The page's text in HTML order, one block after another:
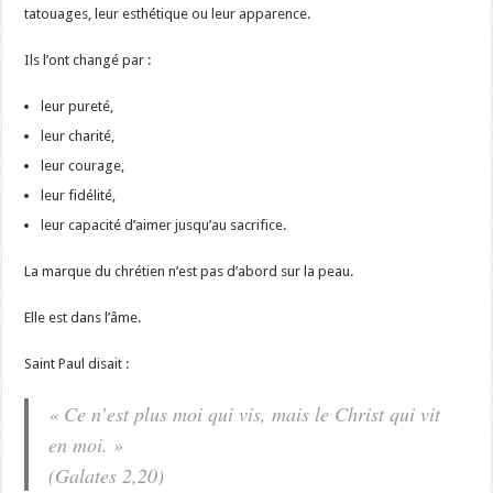
tatouages, leur esthétique ou leur apparence.
Ils l’ont changé par :
leur pureté,
leur charité,
leur courage,
leur fidélité,
leur capacité d’aimer jusqu’au sacrifice.
La marque du chrétien n’est pas d’abord sur la peau.
Elle est dans l’âme.
Saint Paul disait :
« Ce n’est plus moi qui vis, mais le Christ qui vit
en moi. »
(Galates 2,20)